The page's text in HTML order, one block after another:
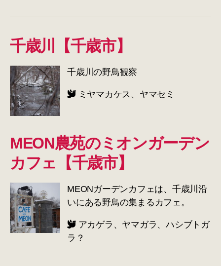
千歳川【千歳市】
千歳川の野鳥観察
ミヤマカケス、ヤマセミ
MEON農苑のミオンガーデン
カフェ【千歳市】
MEONガーデンカフェは、千歳川沿
いにある野鳥の集まるカフェ。
アカゲラ、ヤマガラ、ハシブトガ
ラ？